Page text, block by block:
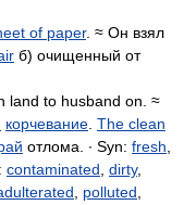
of paper. ≈ Он взял
б) очищенный от
land to husband on. ≈
корчевание The clean
отлома. ∙ Syn: fresh
: contaminated dirty,
polluted